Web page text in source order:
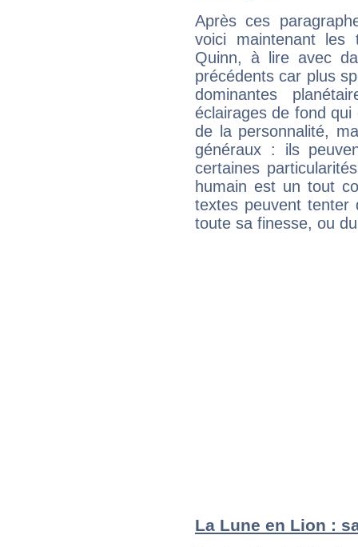
Après ces
voici maintenant les
Quinn, à lire avec
précédents car plus
dominantes
éclairages de fond
de la personnalité,
généraux : ils
certaines
humain est un tout
textes peuvent tenter
toute sa finesse, ou
La Lune en Lion :